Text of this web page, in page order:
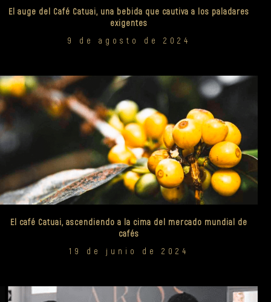
El auge del Café Catuai, una bebida que cautiva a los paladares
exigentes
9 de agosto de 2024
El café Catuai, ascendiendo a la cima del mercado mundial de
cafés
19 de junio de 2024